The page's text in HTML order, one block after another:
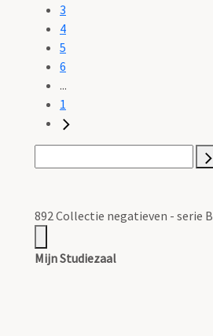
3
4
5
6
...
1
892 Collectie negatieven - serie B
Mijn Studiezaal